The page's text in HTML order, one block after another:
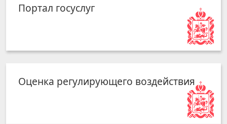
Портал госуслуг
Оценка регулирующего воздействия